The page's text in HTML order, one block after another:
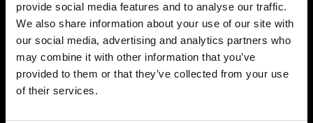
provide social media features and to analyse our traffic.
We also share information about your use of our site with
our social media, advertising and analytics partners who
may combine it with other information that you’ve
provided to them or that they’ve collected from your use
of their services.
Burg Katzenstein
Oberer Weiler 1-3
89561 Dischingen
Auf der Karte anzeigen